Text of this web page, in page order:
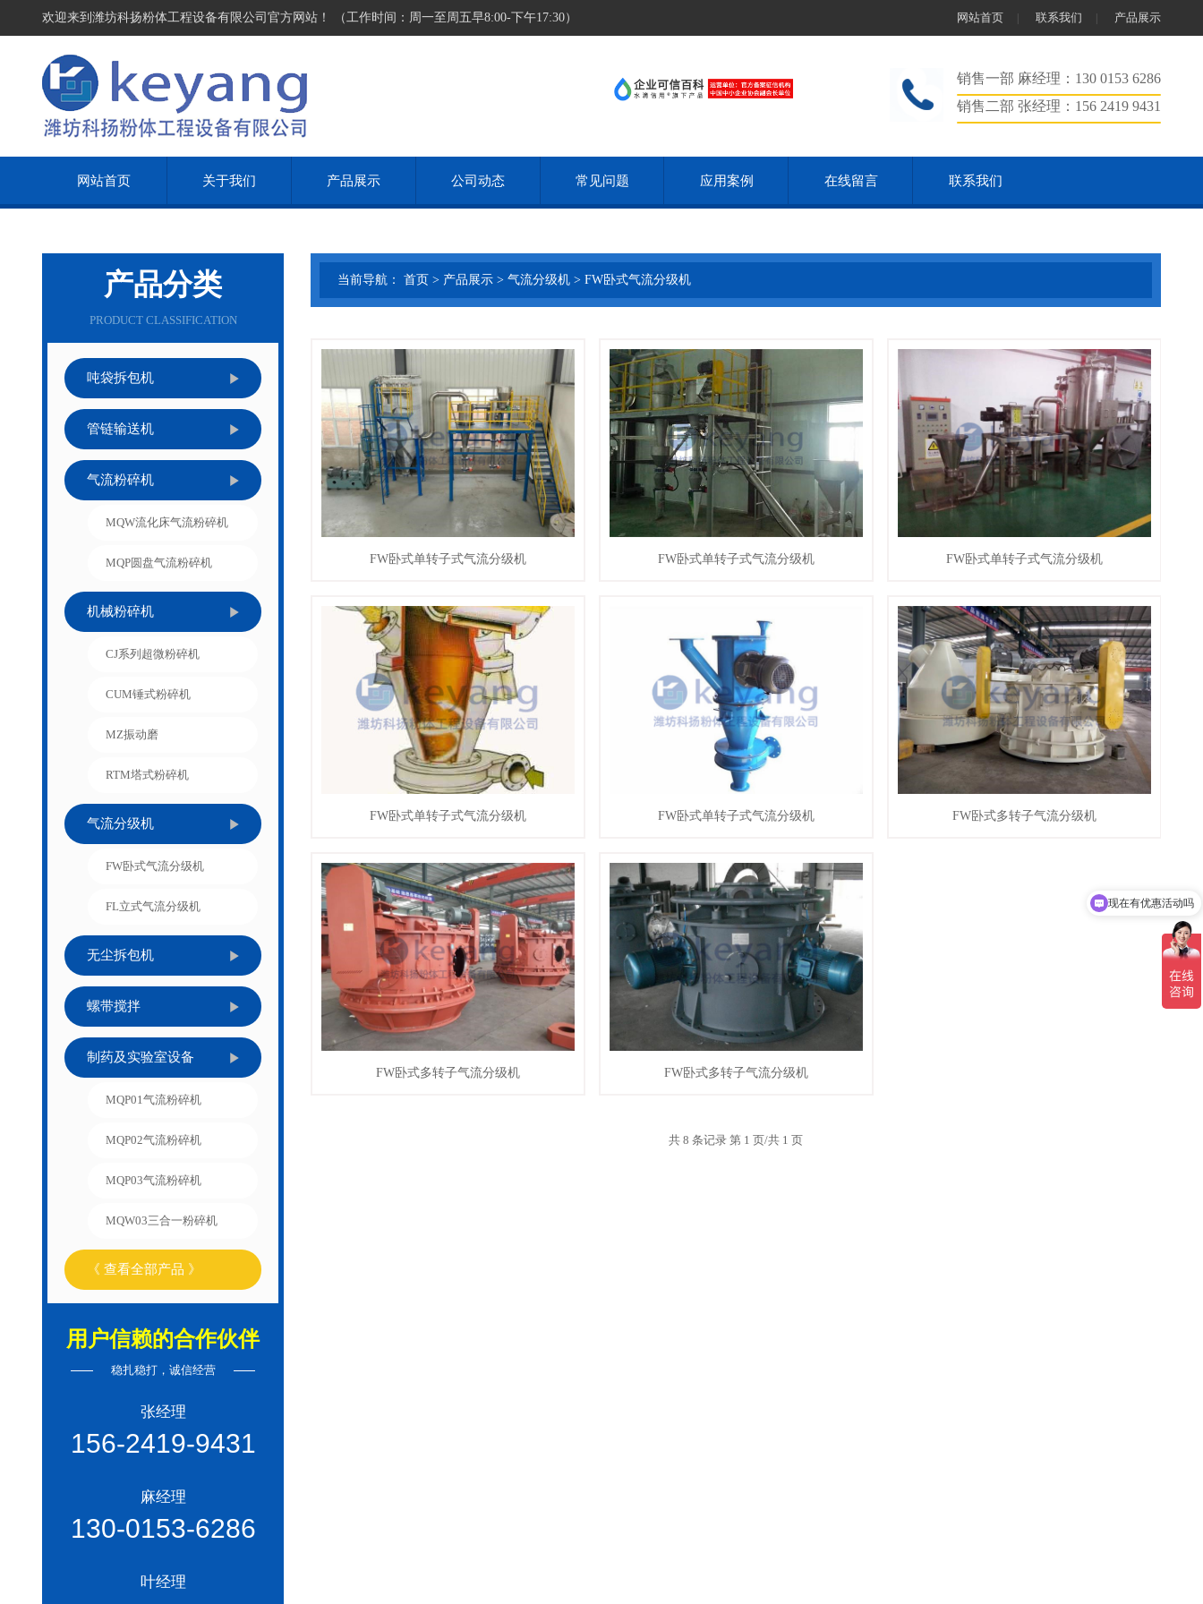
欢迎来到潍坊科扬粉体工程设备有限公司官方网站！ （工作时间：周一至周五早8:00-下午17:30） 网站首页 联系我们 产品展示
销售一部 麻经理：130 0153 6286
销售二部 张经理：156 2419 9431
网站首页 关于我们 产品展示 公司动态 常见问题 应用案例 在线留言 联系我们
产品分类
PRODUCT CLASSIFICATION
吨袋拆包机
管链输送机
气流粉碎机
MQW流化床气流粉碎机
MQP圆盘气流粉碎机
机械粉碎机
CJ系列超微粉碎机
CUM锤式粉碎机
MZ振动磨
RTM塔式粉碎机
气流分级机
FW卧式气流分级机
FL立式气流分级机
无尘拆包机
螺带搅拌
制药及实验室设备
MQP01气流粉碎机
MQP02气流粉碎机
MQP03气流粉碎机
MQW03三合一粉碎机
《 查看全部产品 》
用户信赖的合作伙伴
稳扎稳打，诚信经营
张经理
156-2419-9431
麻经理
130-0153-6286
叶经理
当前导航： 首页 > 产品展示 > 气流分级机 > FW卧式气流分级机
查看详情
联系我们
FW卧式单转子式气流分级机
查看详情 联系我们
FW卧式单转子式气流分级机
查看详情 联系我们
FW卧式单转子式气流分级机
查看详情 联系我们
FW卧式单转子式气流分级机
查看详情 联系我们
FW卧式单转子式气流分级机
查看详情 联系我们
FW卧式多转子气流分级机
查看详情 联系我们
FW卧式多转子气流分级机
查看详情 联系我们
FW卧式多转子气流分级机
共 8 条记录 第 1 页/共 1 页
现在有优惠活动吗